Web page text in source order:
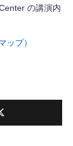
の講演内
ップ）